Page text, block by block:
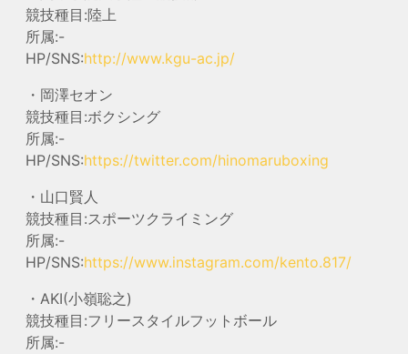
競技種目:陸上
所属:-
HP/SNS:http://www.kgu-ac.jp/
・岡澤セオン
競技種目:ボクシング
所属:-
HP/SNS:https://twitter.com/hinomaruboxing
・山口賢人
競技種目:スポーツクライミング
所属:-
HP/SNS:https://www.instagram.com/kento.817/
・AKI(小嶺聡之)
競技種目:フリースタイルフットボール
所属:-